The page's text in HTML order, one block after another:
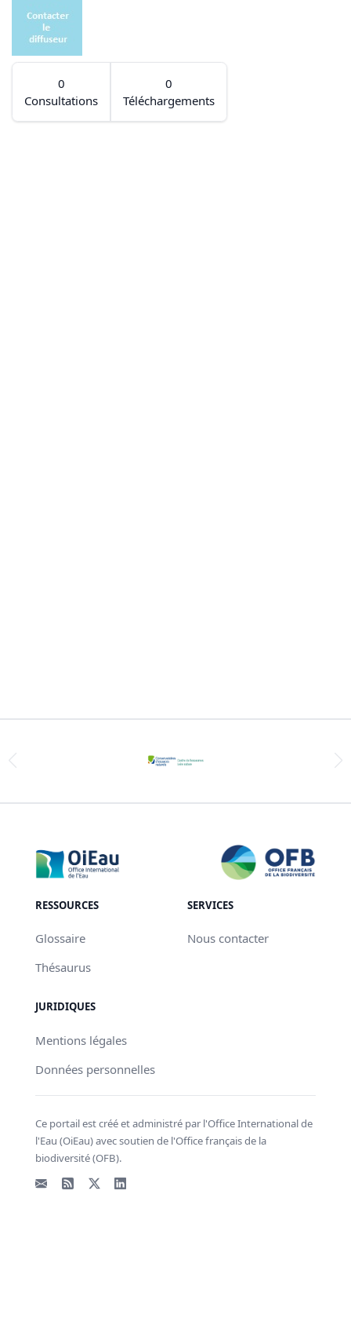
0
Consultations
0
Téléchargements
RESSOURCES
Glossaire
Thésaurus
SERVICES
Nous contacter
JURIDIQUES
Mentions légales
Données personnelles
Ce portail est créé et administré par l'Office International de
l'Eau (OiEau) avec soutien de l'Office français de la
biodiversité (OFB).